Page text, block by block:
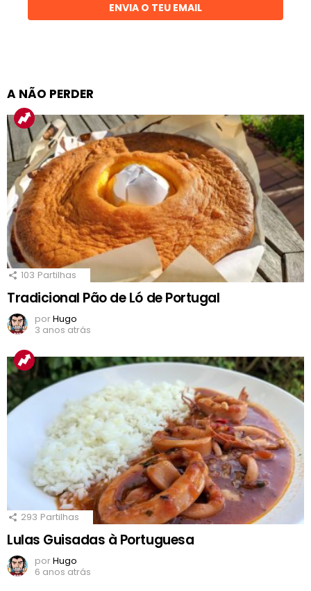
ENVIA O TEU EMAIL
A NÃO PERDER
103 Partilhas
Tradicional Pão de Ló de Portugal
porHugo
3 anos atrás
293 Partilhas
Lulas Guisadas à Portuguesa
porHugo
6 anos atrás